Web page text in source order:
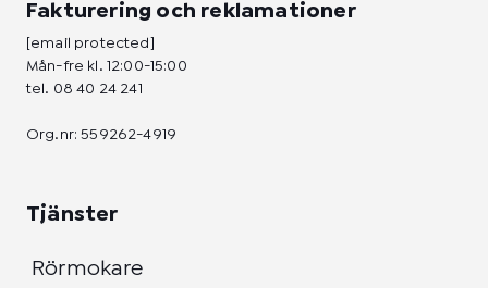
Fakturering och reklamationer
[email protected]
Mån-fre kl. 12:00-15:00
tel. 08 40 24 241
Org.nr: 559262-4919
Tjänster
Rörmokare